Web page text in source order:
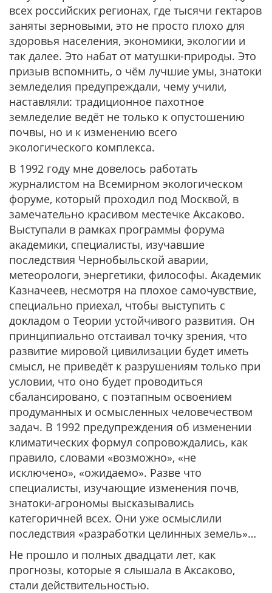
всех российских регионах, где тысячи гектаров
заняты зерновыми, это не просто плохо для
здоровья населения, экономики, экологии и
так далее. Это набат от матушки-природы. Это
призыв вспомнить, о чём лучшие умы, знатоки
земледелия предупреждали, чему учили,
наставляли: традиционное пахотное
земледелие ведёт не только к опустошению
почвы, но и к изменению всего
экологического комплекса.
В 1992 году мне довелось работать
журналистом на Всемирном экологическом
форуме, который проходил под Москвой, в
замечательно красивом местечке Аксаково.
Выступали в рамках программы форума
академики, специалисты, изучавшие
последствия Чернобыльской аварии,
метеорологи, энергетики, философы. Академик
Казначеев, несмотря на плохое самочувствие,
специально приехал, чтобы выступить с
докладом о Теории устойчивого развития. Он
принципиально отстаивал точку зрения, что
развитие мировой цивилизации будет иметь
смысл, не приведёт к разрушениям только при
условии, что оно будет проводиться
сбалансировано, с поэтапным освоением
продуманных и осмысленных человечеством
задач. В 1992 предупреждения об изменении
климатических формул сопровождались, как
правило, словами «возможно», «не
исключено», «ожидаемо». Разве что
специалисты, изучающие изменения почв,
знатоки-агрономы высказывались
категоричней всех. Они уже осмыслили
последствия «разработки целинных земель»…
Не прошло и полных двадцати лет, как
прогнозы, которые я слышала в Аксаково,
стали действительностью.